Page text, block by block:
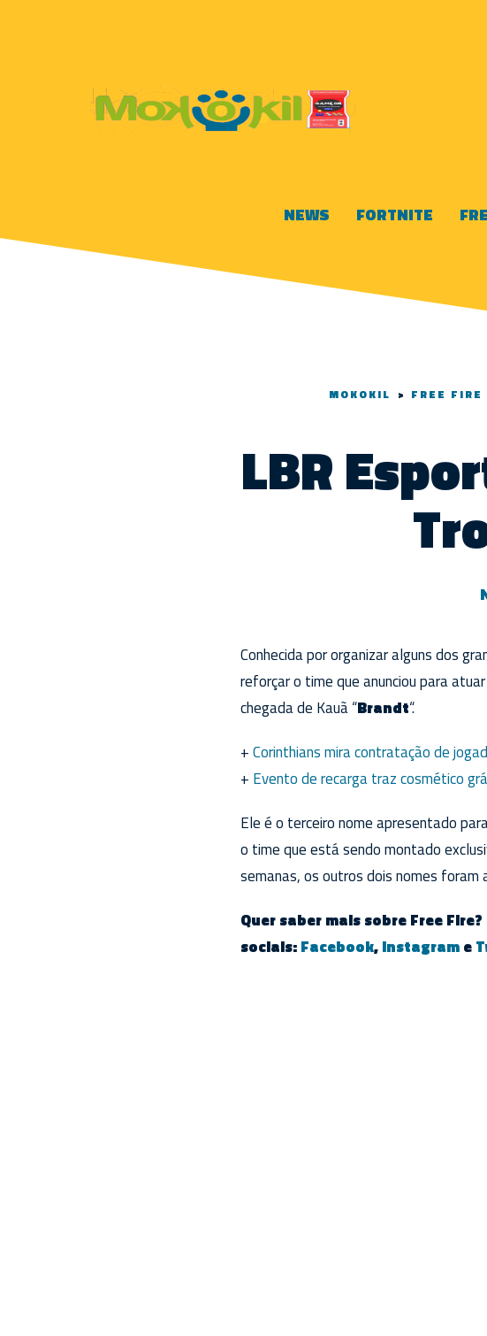
NEWS FORTNITE
MOKOKIL > FREE FIRE
LBR
Conhecida por organizar alguns dos
reforçar o time que anunciou para
chegada de Kauã “Brandt“.
+Corinthians mira contratação de
+ Evento de recarga traz cosmético
Ele é o terceiro nome apresentado
o time que está sendo montado
semanas, os outros dois nomes foram
Quer saber mais sobre Free
sociais:Facebook,Instagrame